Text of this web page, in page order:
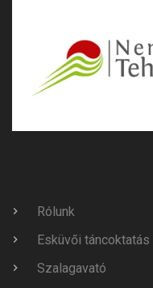
Rólunk
Esküvői táncoktatás
Szalagavató